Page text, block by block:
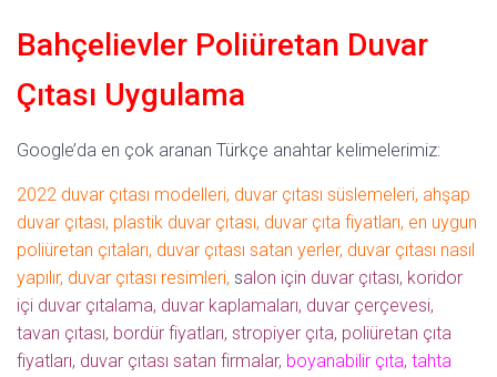
Bahçelievler Poliüretan Duvar
Çıtası Uygulama
Google’da en çok aranan Türkçe anahtar kelimelerimiz:
2022 duvar çıtası modelleri, duvar çıtası süslemeleri, ahşap
duvar çıtası, plastik duvar çıtası, duvar çıta fiyatları, en uygun
poliüretan çıtaları, duvar çıtası satan yerler, duvar çıtası nasıl
yapılır, duvar çıtası resimleri, salon için duvar çıtası, koridor
içi duvar çıtalama, duvar kaplamaları, duvar çerçevesi,
tavan çıtası, bordür fiyatları, stropiyer çıta, poliüretan çıta
fiyatları, duvar çıtası satan firmalar, boyanabilir çıta, tahta